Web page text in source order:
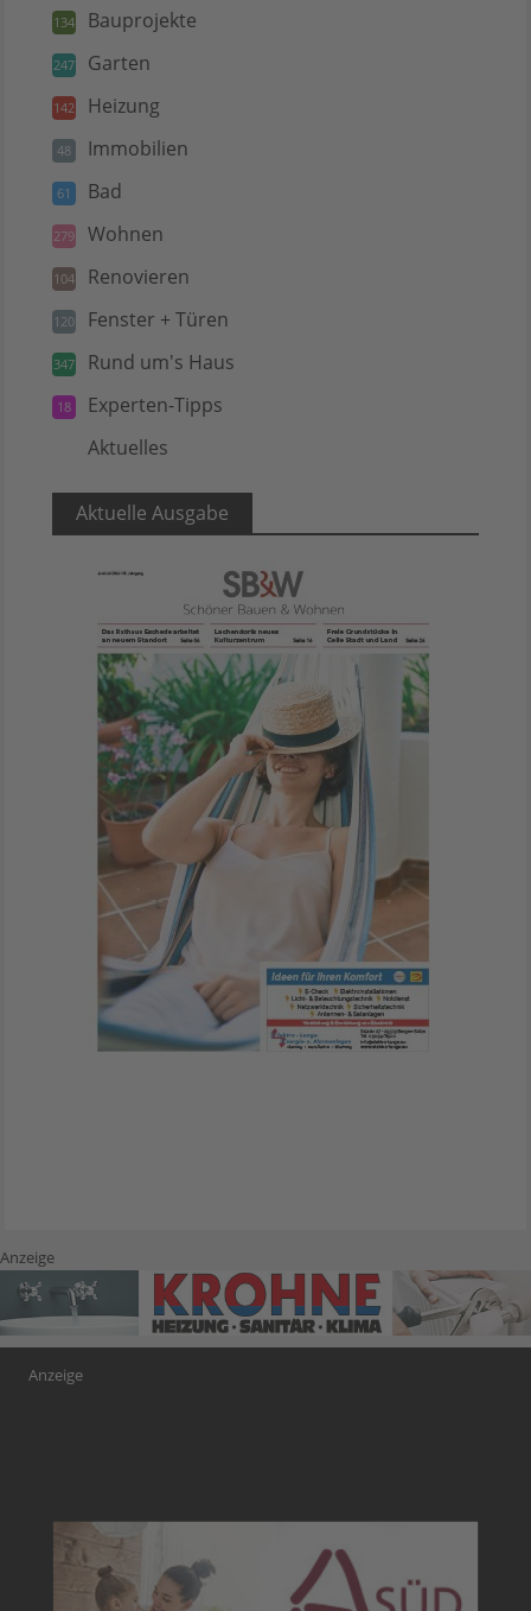
134 Bauprojekte
247 Garten
142 Heizung
48 Immobilien
61 Bad
279 Wohnen
104 Renovieren
120 Fenster + Türen
347 Rund um's Haus
18 Experten-Tipps
Aktuelles
Aktuelle Ausgabe
Anzeige
Anzeige